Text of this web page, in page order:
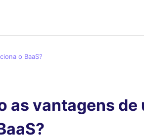
o BaaS?
as vantagens